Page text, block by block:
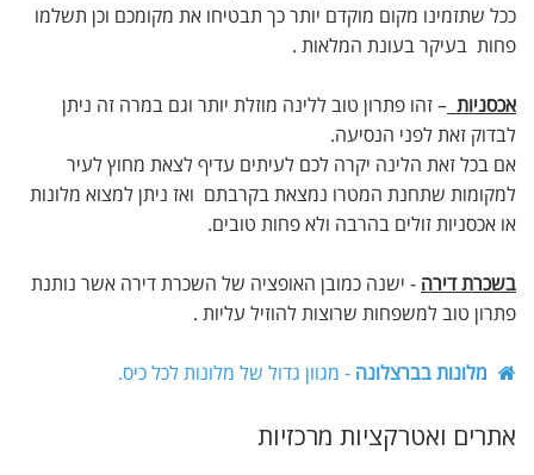
ככל שתזמינו מקום מוקדם יותר כך תבטיחו את מקומכם וכן תשלמו
פחות בעיקר בעונת המלאות .
אכסניות – זהו פתרון טוב ללינה מוזלת יותר וגם במרה זה ניתן
לבדוק זאת לפני הנסיעה.
אם בכל זאת הלינה יקרה לכם לעיתים עדיף לצאת מחוץ לעיר
למקומות שתחנת המטרו נמצאת בקרבתם ואז ניתן למצוא מלונות
או אכסניות זולים בהרבה ולא פחות טובים.
בשכרת דירה - ישנה כמובן האופציה של השכרת דירה אשר נותנת
פתרון טוב למשפחות שרוצות להוזיל עליות .
מלונות בברצלונה - מגוון גדול של מלונות לכל כיס.
אתרים ואטרקציות מרכזיות